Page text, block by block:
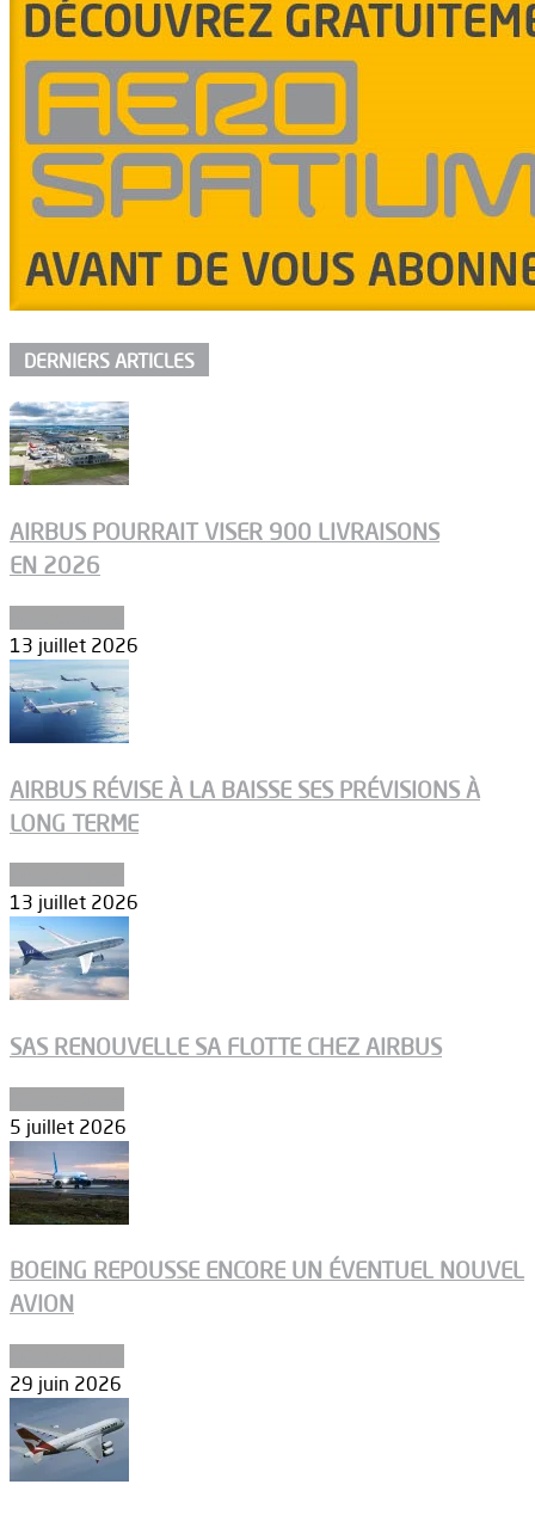
DERNIERS ARTICLES
AIRBUS POURRAIT VISER 900 LIVRAISONS
EN 2026
13 juillet 2026
AIRBUS RÉVISE À LA BAISSE SES PRÉVISIONS À
LONG TERME
13 juillet 2026
SAS RENOUVELLE SA FLOTTE CHEZ AIRBUS
5 juillet 2026
BOEING REPOUSSE ENCORE UN ÉVENTUEL NOUVEL
AVION
29 juin 2026